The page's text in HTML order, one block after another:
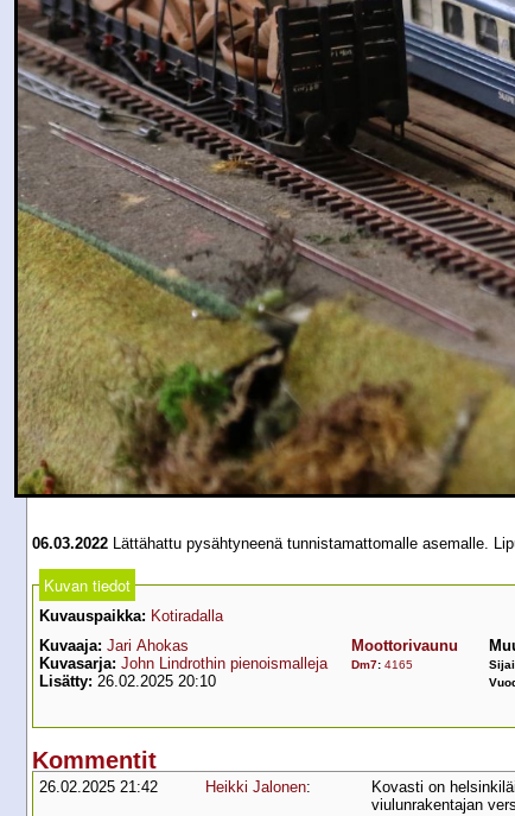
06.03.2022 Lättähattu pysähtyneenä tunnistamattomalle asemalle.
Kuvan tiedot
Kuvauspaikka: Kotiradalla
Kuvaaja: Jari Ahokas
Kuvasarja: John Lindrothin pienoismalleja
Lisätty: 26.02.2025 20:10
Moottorivaunu
Dm7: 4165
Kommentit
26.02.2025 21:42 Heikki Jalonen:
Kovasti on
viulunrakentajan